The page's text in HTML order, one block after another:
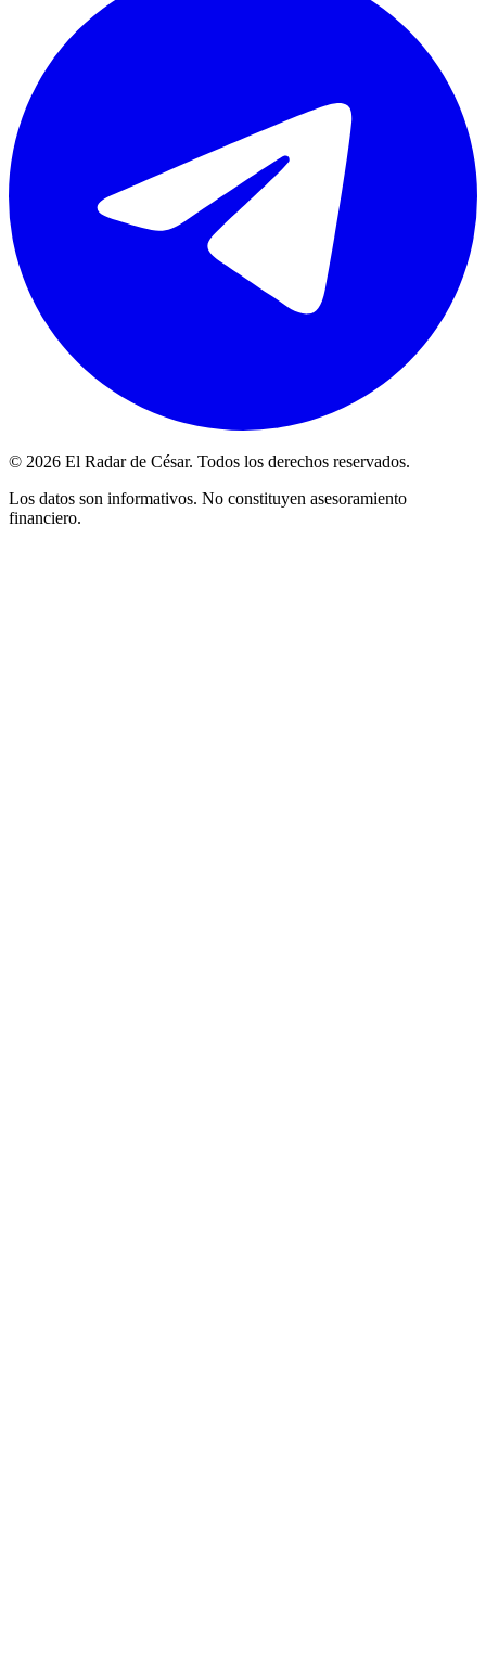
© 2026 El Radar de César. Todos los derechos reservados.
Los datos son informativos. No constituyen asesoramiento
financiero.